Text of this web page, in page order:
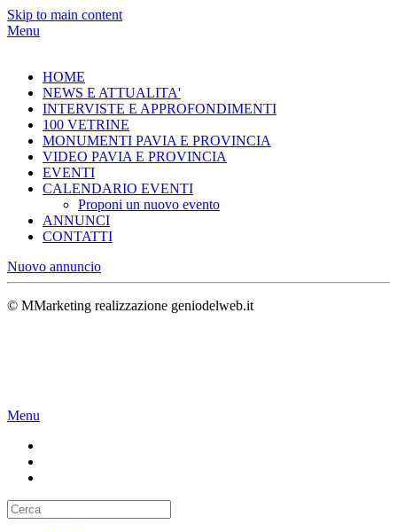
Skip to main content
Menu
HOME
NEWS E ATTUALITA'
INTERVISTE E APPROFONDIMENTI
100 VETRINE
MONUMENTI PAVIA E PROVINCIA
VIDEO PAVIA E PROVINCIA
EVENTI
CALENDARIO EVENTI
Proponi un nuovo evento
ANNUNCI
CONTATTI
Nuovo annuncio
© MMarketing realizzazione geniodelweb.it
Menu